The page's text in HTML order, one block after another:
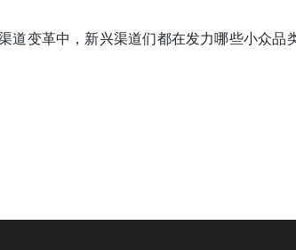
道变革中，新兴渠道们都在发力哪些小众品